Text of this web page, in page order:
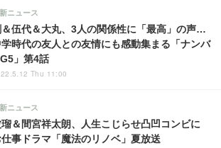
＆伍代＆大丸、3人の関係性に「最高」の声…
時代の友人との友情にも感動集まる「ナンバ
」第4話
ニュース
Thu 11:00
＆間宮祥太朗、人生こじらせ凸凹コンビに
仕事ドラマ「魔法のリノベ」夏放送
ニュース